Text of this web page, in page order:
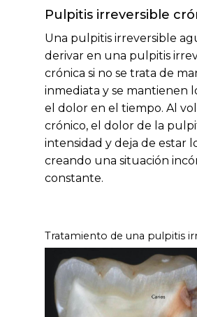
No hay productos
Pulpitis irreversible
Una pulpitis irreversible
derivar en una pulpitis
crónica si no se trata de
inmediata y se mantienen
el dolor en el tiempo. Al
crónico, el dolor de la
intensidad y deja de estar
creando una situación
constante.
Tratamiento de una pulpitis